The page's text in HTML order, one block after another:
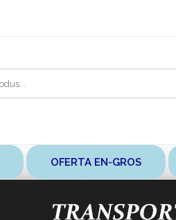
OFERTA EN-GROS